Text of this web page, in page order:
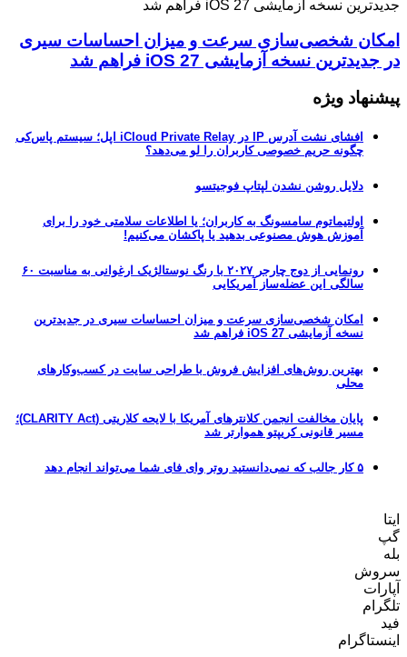
امکان شخصی‌سازی سرعت و میزان احساسات سیری
در جدیدترین نسخه آزمایشی iOS 27 فراهم شد
پیشنهاد ویژه
افشای نشت آدرس IP در iCloud Private Relay اپل؛ سیستم پاس‌کی
چگونه حریم خصوصی کاربران را لو می‌دهد؟
دلایل روشن نشدن لپتاپ فوجیتسو
اولتیماتوم سامسونگ به کاربران؛ یا اطلاعات سلامتی خود را برای
آموزش هوش مصنوعی بدهید یا پاکشان می‌کنیم!
رونمایی از دوج چارجر ۲۰۲۷ با رنگ نوستالژیک ارغوانی به مناسبت ۶۰
سالگی این عضله‌ساز آمریکایی
امکان شخصی‌سازی سرعت و میزان احساسات سیری در جدیدترین
نسخه آزمایشی iOS 27 فراهم شد
بهترین روش‌های افزایش فروش با طراحی سایت در کسب‌وکارهای
محلی
پایان مخالفت انجمن کلانترهای آمریکا با لایحه کلاریتی (CLARITY Act)؛
مسیر قانونی کریپتو هموارتر شد
۵ کار جالب که نمی‌دانستید روتر وای فای شما می‌تواند انجام دهد
ایتا
گپ
بله
سروش
آپارات
تلگرام
فید
اینستاگرام